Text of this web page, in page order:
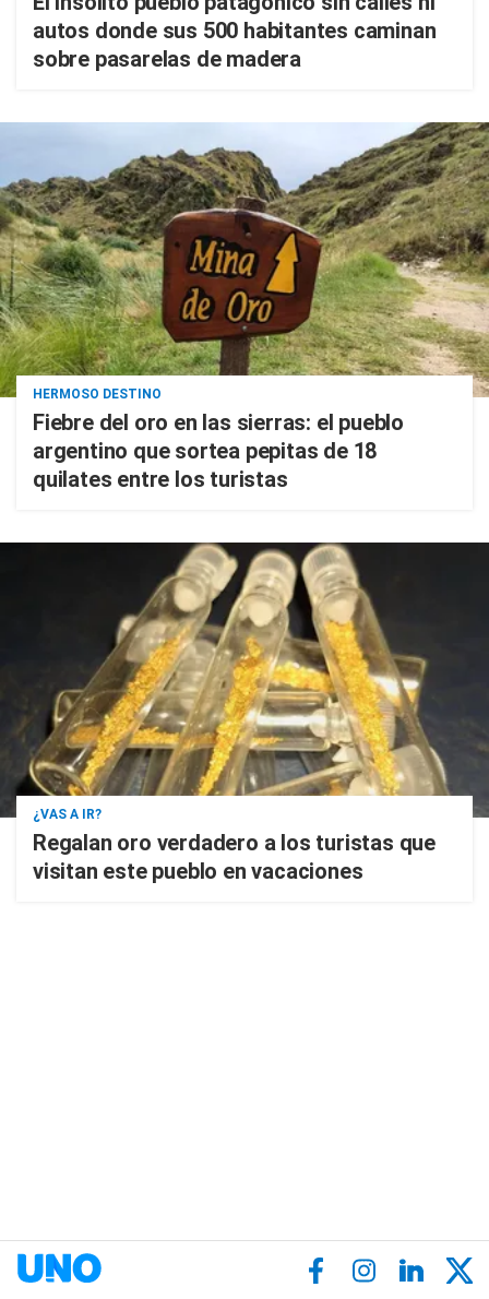
autos donde sus 500 habitantes caminan
sobre pasarelas de madera
HERMOSO DESTINO
Fiebre del oro en las sierras: el pueblo
argentino que sortea pepitas de 18
quilates entre los turistas
¿VAS A IR?
Regalan oro verdadero a los turistas que
visitan este pueblo en vacaciones